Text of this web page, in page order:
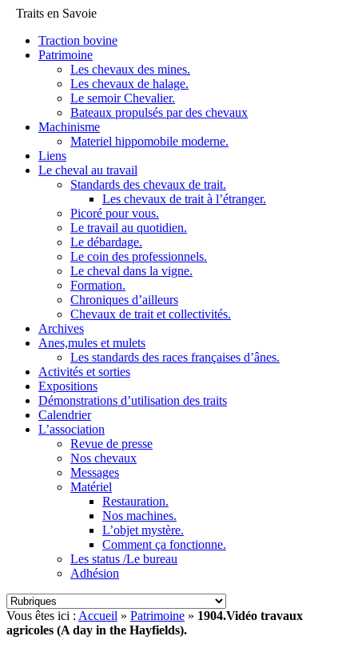
Traits en Savoie
Traction bovine
Patrimoine
Les chevaux des mines.
Les chevaux de halage.
Le semoir Chevalier.
Bateaux propulsés par des chevaux
Machinisme
Materiel hippomobile moderne.
Liens
Le cheval au travail
Standards des chevaux de trait.
Les chevaux de trait à l’étranger.
Picoré pour vous.
Le travail au quotidien.
Le débardage.
Le coin des professionnels.
Le cheval dans la vigne.
Formation.
Chroniques d’ailleurs
Chevaux de trait et collectivités.
Archives
Anes,mules et mulets
Les standards des races françaises d’ânes.
Activités et sorties
Expositions
Démonstrations d’utilisation des traits
Calendrier
L’association
Revue de presse
Nos chevaux
Messages
Matériel
Restauration.
Nos machines.
L’objet mystère.
Comment ça fonctionne.
Les status /Le bureau
Adhésion
Vous êtes ici : Accueil » Patrimoine » 1904.Vidéo travaux
agricoles (A day in the Hayfields).